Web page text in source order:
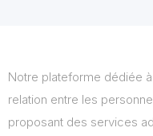
Notre plateforme dédiée
relation entre les
proposant des services